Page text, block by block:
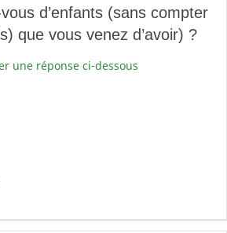
d’enfants (sans compter
que vous venez d’avoir) ?
une réponse ci-dessous